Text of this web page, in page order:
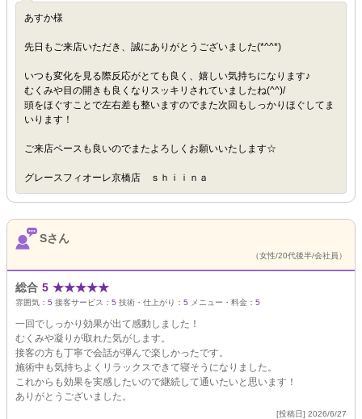
あすか様
先日もご来店いただき、誠にありがとうございました(*^^*)
いつも変化を見る際反応がとても良く、嬉しい気持ちになります♪
むくみや目の開きも良くなりスッキリされていましたね(^^)/
頭をほぐすことで左右差も整いますのでまた次回もしっかりほぐしてま
いります！
ご来店ペースも良いのでまたよろしくお願いいたします☆
グレースフィオーレ京橋店 ｓｈｉｉｎａ
Sさん
（女性/20代後半/会社員）
総合 5 ★★★★★
雰囲気： 5 接客サービス： 5 技術・仕上がり： 5 メニュー・料金： 5
一回でしっかり効果が出て感動しました！
むくみや凝りが取れた気がします。
接客の方も丁寧で会話が弾んで楽しかったです。
施術中も気持ちよくリラックスできて寝そうになりました。
これからも効果を実感したいので継続して通いたいと思います！
ありがとうございました。
[投稿日] 2026/6/27